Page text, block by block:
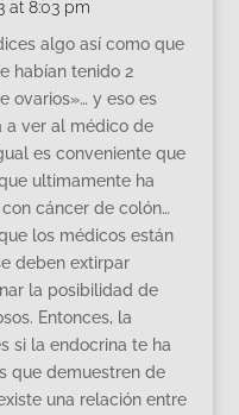
at 8:03 pm
algo así como que
habían tenido 2
ovarios»… y eso es
a ver al médico de
es conveniente que
ultimamente ha
cáncer de colón…
los médicos están
deben extirpar
la posibilidad de
Entonces, la
si la endocrina te ha
que demuestren de
una relación entre